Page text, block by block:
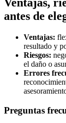
antes de
Ventajas:
resultado y
Riesgos:
el daño o
Errores
Preguntas